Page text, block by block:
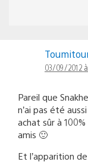
03/09/2012
Pareil que
n’ai pas été
achat sûr à
amis 🙂
Et l’apparition